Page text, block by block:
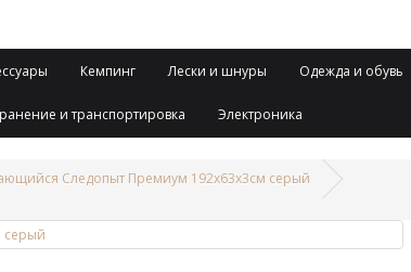
Кемпинг Лески и шнуры Одежда и обувь
и транспортировка Электроника
Следопыт Премиум 192x63x3cм серый